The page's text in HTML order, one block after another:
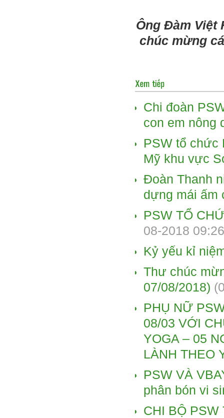
Ông Đàm Việt
chúc mừng
Chi đoàn
con em nông
PSW tổ chức
Mỹ khu vực
Đoàn Thanh
dựng mái ấm
PSW TỔ
08-2018
Kỷ yếu kỉ
Thư chúc
07/08/2018)
PHỤ NỮ
08/03 VỚI
YOGA – 05
LÀNH THEO
PSW VÀ
phân bón vi
CHI BỘ